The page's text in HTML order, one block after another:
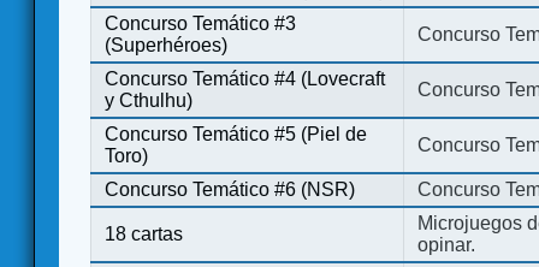
Concurso Temático #3
(Superhéroes)
Concurso
Concurso Temático #4 (Lovecraft
y Cthulhu)
Concurso
Concurso Temático #5 (Piel de
Toro)
Concurso
Concurso Temático #6 (NSR) Concurso
18 cartas
Microjuegos
opinar.